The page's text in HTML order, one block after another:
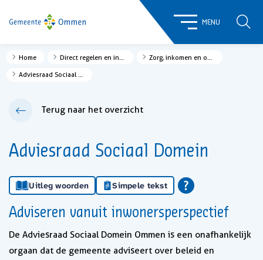
MENU
Home
Adviesraad Sociaal Domein
Terug naar het overzicht
Adviesraad Sociaal Domein
Uitleg woorden Simpele tekst
Adviseren vanuit inwonersperspectief
De Adviesraad Sociaal Domein Ommen is een onafhankelijk
orgaan dat de gemeente adviseert over beleid en